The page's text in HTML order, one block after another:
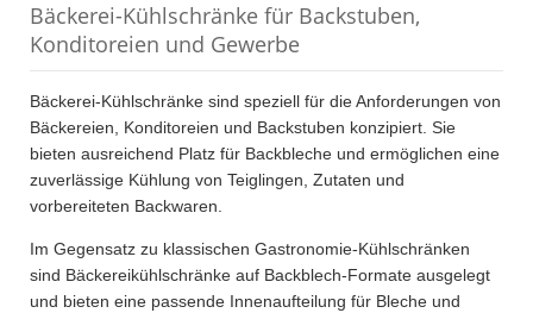
Bäckerei-Kühlschränke für Backstuben,
Konditoreien und Gewerbe
Bäckerei-Kühlschränke sind speziell für die Anforderungen von
Bäckereien, Konditoreien und Backstuben konzipiert. Sie
bieten ausreichend Platz für Backbleche und ermöglichen eine
zuverlässige Kühlung von Teiglingen, Zutaten und
vorbereiteten Backwaren.
Im Gegensatz zu klassischen Gastronomie-Kühlschränken
sind Bäckereikühlschränke auf Backblech-Formate ausgelegt
und bieten eine passende Innenaufteilung für Bleche und